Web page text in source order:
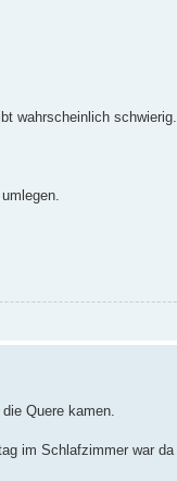
wahrscheinlich schwierig.
Quere kamen.
im Schlafzimmer war